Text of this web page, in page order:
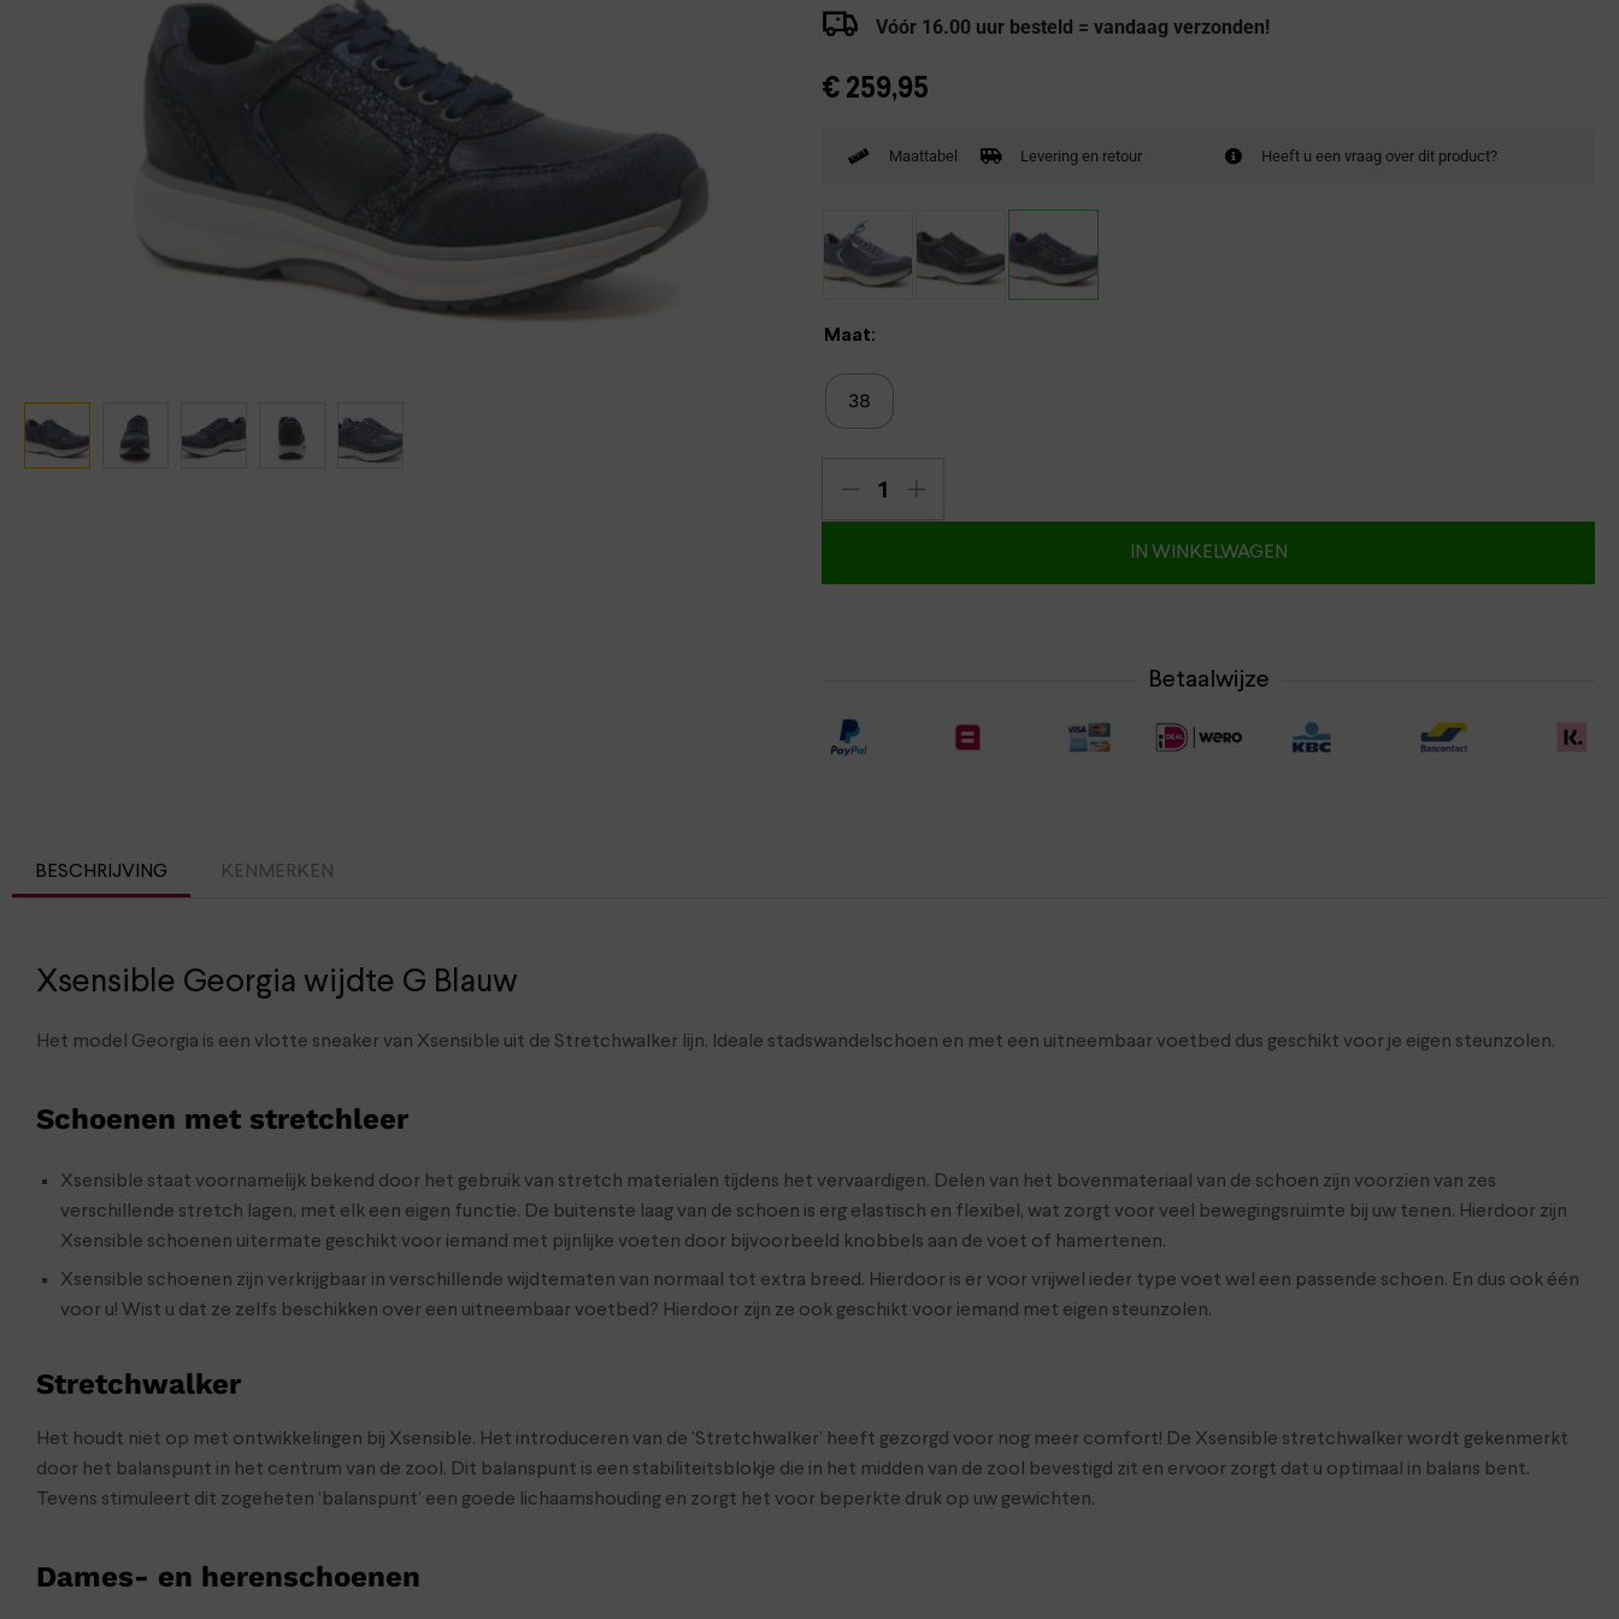
Pantoffels
Verbandschoenen (externe website)
Lowa
Meindl
Vóór 16.00 uur besteld = vandaag verzonden!
€ 259,95
Maattabel Levering en retour Heeft u een vraag over dit product?
Maat:
38
IN WINKELWAGEN
Betaalwijze
BESCHRIJVING KENMERKEN
Xsensible Georgia wijdte G Blauw
Het model Georgia is een vlotte sneaker van Xsensible uit de Stretchwalker lijn. Ideale stadswandelschoen en met een uitneembaar voetbed dus geschikt voor je eigen steunzolen.
Schoenen met stretchleer
Xsensible staat voornamelijk bekend door het gebruik van stretch materialen tijdens het vervaardigen. Delen van het bovenmateriaal van de schoen zijn voorzien van zes
verschillende stretch lagen, met elk een eigen functie. De buitenste laag van de schoen is erg elastisch en flexibel, wat zorgt voor veel bewegingsruimte bij uw tenen. Hierdoor zijn
Xsensible schoenen uitermate geschikt voor iemand met pijnlijke voeten door bijvoorbeeld knobbels aan de voet of hamertenen.
Xsensible schoenen zijn verkrijgbaar in verschillende wijdtematen van normaal tot extra breed. Hierdoor is er voor vrijwel ieder type voet wel een passende schoen. En dus ook één
voor u! Wist u dat ze zelfs beschikken over een uitneembaar voetbed? Hierdoor zijn ze ook geschikt voor iemand met eigen steunzolen.
Stretchwalker
Het houdt niet op met ontwikkelingen bij Xsensible. Het introduceren van de ‘Stretchwalker’ heeft gezorgd voor nog meer comfort! De Xsensible stretchwalker wordt gekenmerkt
door het balanspunt in het centrum van de zool. Dit balanspunt is een stabiliteitsblokje die in het midden van de zool bevestigd zit en ervoor zorgt dat u optimaal in balans bent.
Tevens stimuleert dit zogeheten ‘balanspunt’ een goede lichaamshouding en zorgt het voor beperkte druk op uw gewichten.
Dames- en herenschoenen